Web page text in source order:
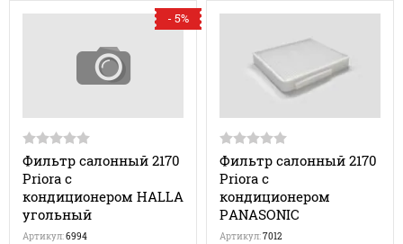
- 5%
Фильтр салонный 2170
Priora с
кондиционером HALLA
угольный
Артикул:6994
Фильтр салонный 2170
Priora с
кондиционером
PANASONIC
Артикул:7012